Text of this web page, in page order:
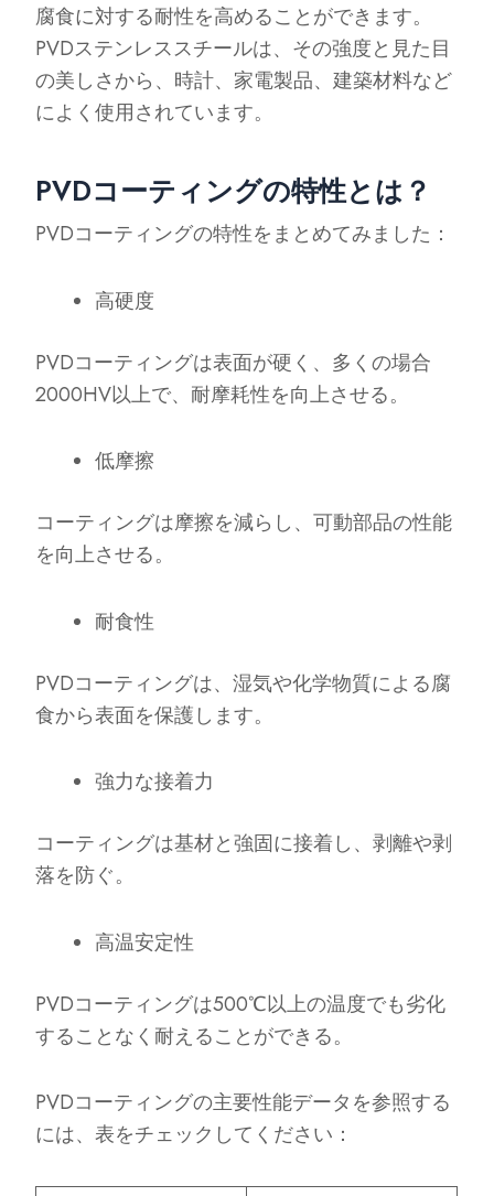
腐食に対する耐性を高めることができます。
PVDステンレススチールは、その強度と見た目
の美しさから、時計、家電製品、建築材料など
によく使用されています。
PVDコーティングの特性とは？
PVDコーティングの特性をまとめてみました：
高硬度
PVDコーティングは表面が硬く、多くの場合
2000HV以上で、耐摩耗性を向上させる。
低摩擦
コーティングは摩擦を減らし、可動部品の性能
を向上させる。
耐食性
PVDコーティングは、湿気や化学物質による腐
食から表面を保護します。
強力な接着力
コーティングは基材と強固に接着し、剥離や剥
落を防ぐ。
高温安定性
PVDコーティングは500℃以上の温度でも劣化
することなく耐えることができる。
PVDコーティングの主要性能データを参照する
には、表をチェックしてください：